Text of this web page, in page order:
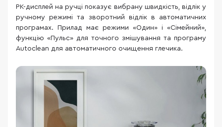
РК-дисплей на ручці показує вибрану швидкість, відлік у
ручному режимі та зворотний відлік в автоматичних
програмах. Прилад має режими «Один» і «Сімейний»,
функцію «Пульс» для точного змішування та програму
Autoclean для автоматичного очищення глечика.